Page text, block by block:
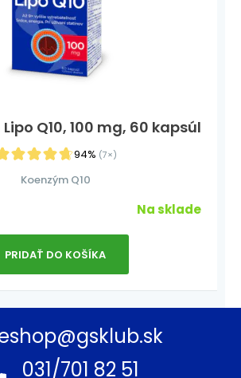
Q10, 100 mg, 60 kapsúl
94% (7×)
Koenzým Q10
Na sklade
PRIDAŤ DO KOŠÍKA
031/701 82 51